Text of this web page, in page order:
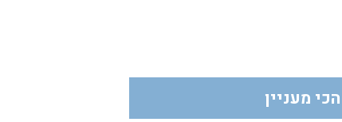
הכי מעניין